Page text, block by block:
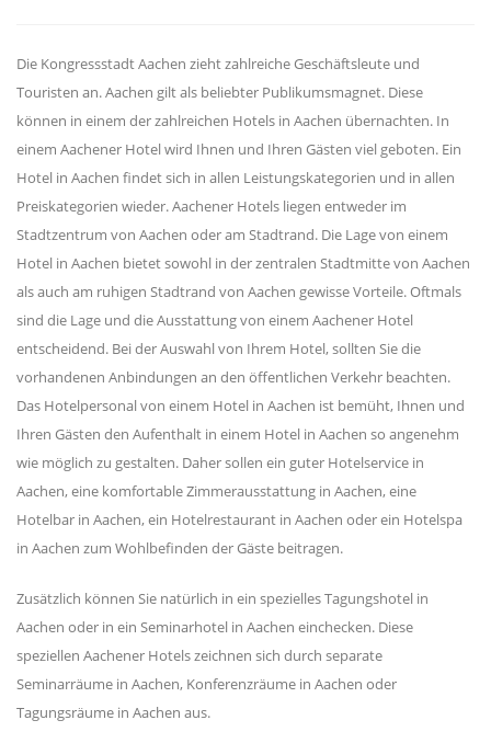
Die Kongressstadt Aachen zieht zahlreiche Geschäftsleute und
Touristen an. Aachen gilt als beliebter Publikumsmagnet. Diese
können in einem der zahlreichen Hotels in Aachen übernachten. In
einem Aachener Hotel wird Ihnen und Ihren Gästen viel geboten. Ein
Hotel in Aachen findet sich in allen Leistungskategorien und in allen
Preiskategorien wieder. Aachener Hotels liegen entweder im
Stadtzentrum von Aachen oder am Stadtrand. Die Lage von einem
Hotel in Aachen bietet sowohl in der zentralen Stadtmitte von Aachen
als auch am ruhigen Stadtrand von Aachen gewisse Vorteile. Oftmals
sind die Lage und die Ausstattung von einem Aachener Hotel
entscheidend. Bei der Auswahl von Ihrem Hotel, sollten Sie die
vorhandenen Anbindungen an den öffentlichen Verkehr beachten.
Das Hotelpersonal von einem Hotel in Aachen ist bemüht, Ihnen und
Ihren Gästen den Aufenthalt in einem Hotel in Aachen so angenehm
wie möglich zu gestalten. Daher sollen ein guter Hotelservice in
Aachen, eine komfortable Zimmerausstattung in Aachen, eine
Hotelbar in Aachen, ein Hotelrestaurant in Aachen oder ein Hotelspa
in Aachen zum Wohlbefinden der Gäste beitragen.
Zusätzlich können Sie natürlich in ein spezielles Tagungshotel in
Aachen oder in ein Seminarhotel in Aachen einchecken. Diese
speziellen Aachener Hotels zeichnen sich durch separate
Seminarräume in Aachen, Konferenzräume in Aachen oder
Tagungsräume in Aachen aus.